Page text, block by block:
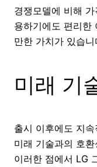
경쟁모델에 비해
용하기에도 편리한
만한 가치가 있습니
미래 기
출시 이후에도 지
미래 기술과의 호
이러한 점에서 LG